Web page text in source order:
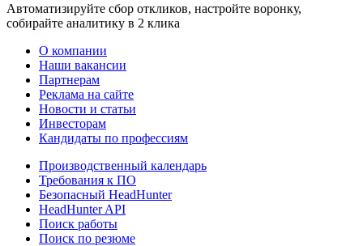
Автоматизируйте сбор откликов, настройте воронку,
собирайте аналитику в 2 клика
О компании
Наши вакансии
Партнерам
Реклама на сайте
Новости и статьи
Инвесторам
Кандидаты по профессиям
Производственный календарь
Требования к ПО
Безопасный HeadHunter
HeadHunter API
Поиск работы
Поиск по резюме